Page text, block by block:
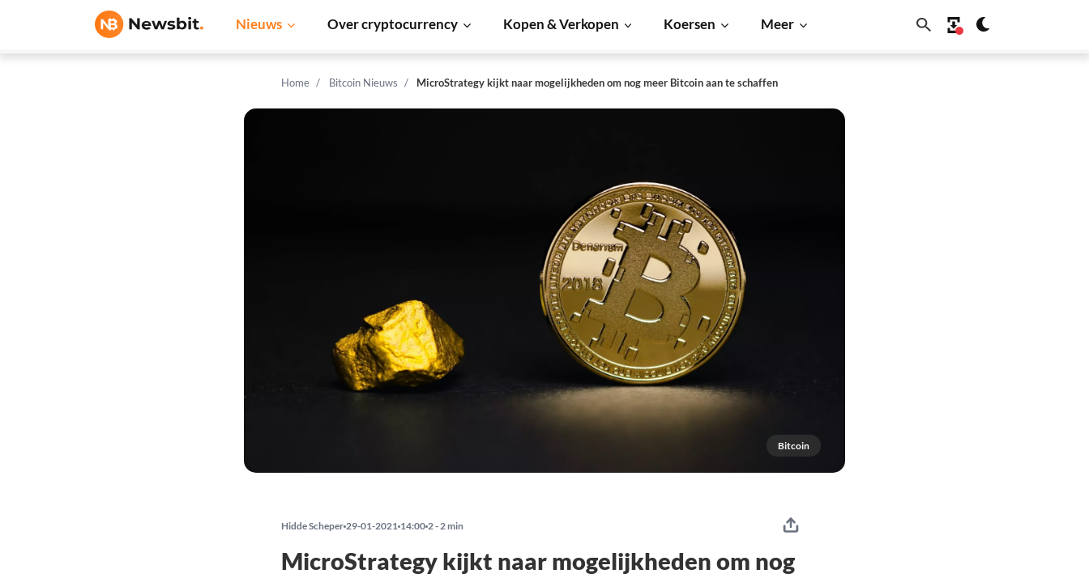
Nieuws Over cryptocurrency Kopen & Verkopen Koersen Meer
Home Bitcoin Nieuws MicroStrategy kijkt naar mogelijkheden om nog meer Bitcoin aan te schaffen
Bitcoin
Hidde Scheper 29-01-2021 14:00 2 - 2 min
MicroStrategy kijkt naar mogelijkheden om nog